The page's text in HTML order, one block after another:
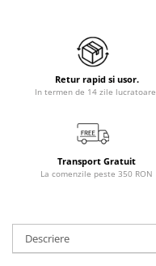
Retur rapid si usor.
In termen de 14 zile lucratoare.
Transport Gratuit
La comenzile peste 350 RON
Descriere